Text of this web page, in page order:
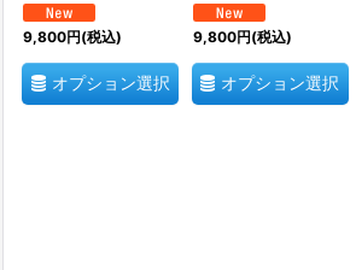
9,800円(税込)
オプション選択
9,800円(税込)
オプション選択